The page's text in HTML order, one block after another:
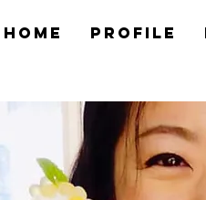
HOME PROFILE